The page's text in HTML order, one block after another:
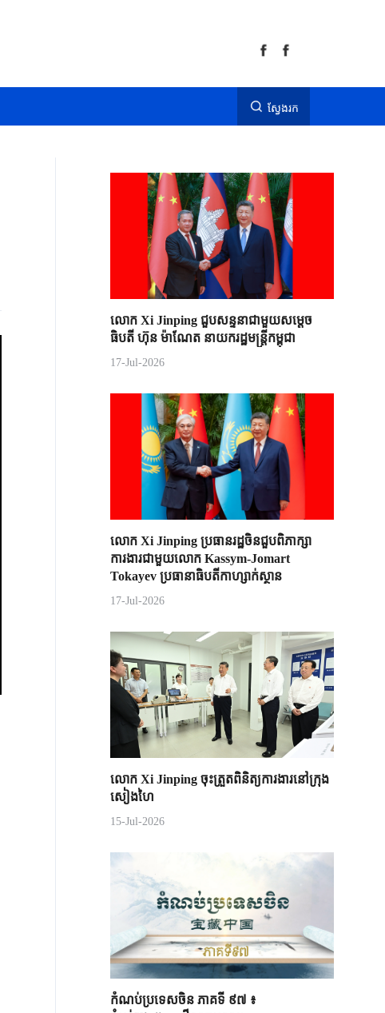
ស្វែងរក
លោក Xi Jinping ជួបសន្ទនាជាមួយសម្តេច
ធិបតី ហ៊ុន ម៉ាណែត នាយករដ្ឋមន្ត្រីកម្ពុជា
17-Jul-2026
លោក Xi Jinping ប្រធានរដ្ឋចិន​ជួបពិភាក្សា​
ការងារជាមួយ​លោក Kassym-Jomart ​
Tokayev ​ប្រធានាធិបតី​កាហ្សាក់ស្ថាន​
17-Jul-2026
លោក Xi Jinping ចុះត្រួតពិនិត្យការងារនៅក្រុង
សៀងហៃ
15-Jul-2026
កំណប់ប្រទេសចិន ភាគទី ៩៧ ៖